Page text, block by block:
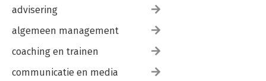
advisering
algemeen management
coaching en trainen
communicatie en media